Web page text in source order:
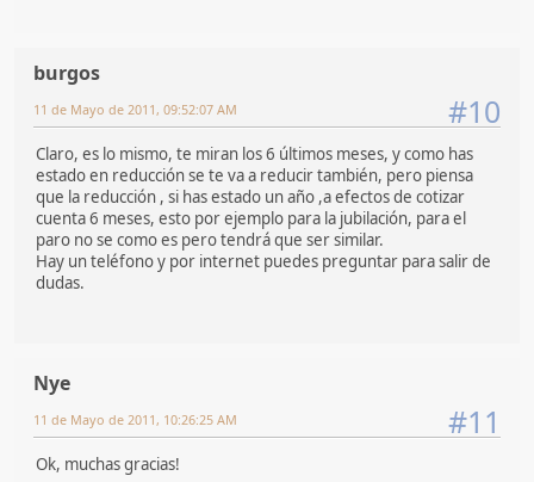
burgos
#10
11 de Mayo de 2011, 09:52:07 AM
Claro, es lo mismo, te miran los 6 últimos meses, y como has
estado en reducción se te va a reducir también, pero piensa
que la reducción , si has estado un año ,a efectos de cotizar
cuenta 6 meses, esto por ejemplo para la jubilación, para el
paro no se como es pero tendrá que ser similar.
Hay un teléfono y por internet puedes preguntar para salir de
dudas.
Nye
#11
11 de Mayo de 2011, 10:26:25 AM
Ok, muchas gracias!